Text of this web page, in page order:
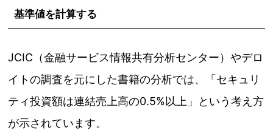
基準値を計算する
JCIC（金融サービス情報共有分析センター）やデロ
イトの調査を元にした書籍の分析では、「セキュリ
ティ投資額は連結売上高の0.5%以上」という考え方
が示されています。